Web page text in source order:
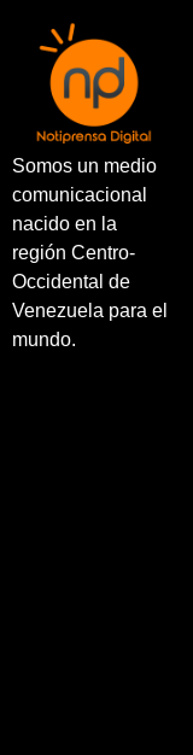
Somos un medio
comunicacional
nacido en la
región Centro-
Occidental de
Venezuela para el
mundo.